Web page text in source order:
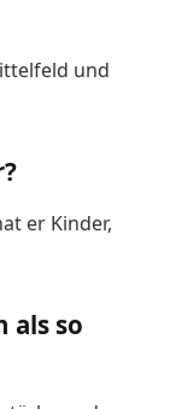
und
er Kinder,
als so